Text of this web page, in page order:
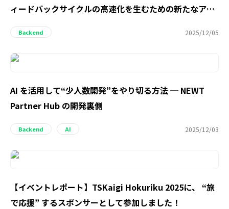
ィードバックサイクルの高速化を生むための新たなアプ
ローチ
Backend 2025/12/05
AI を活用して“少人数開発”をやり切る方法 ─ NEWT
Partner Hub の開発裏側
Backend AI 2025/12/03
【イベントレポート】TSKaigi Hokuriku 2025に、 “旅
で応援” するスポンサーとして参加しました！